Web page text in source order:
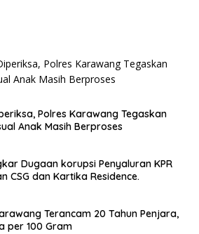
Polres Karawang Tegaskan
Anak Masih Berproses
Dugaan korupsi Penyaluran KPR
CSG dan Kartika Residence.
Terancam 20 Tahun Penjara,
per 100 Gram